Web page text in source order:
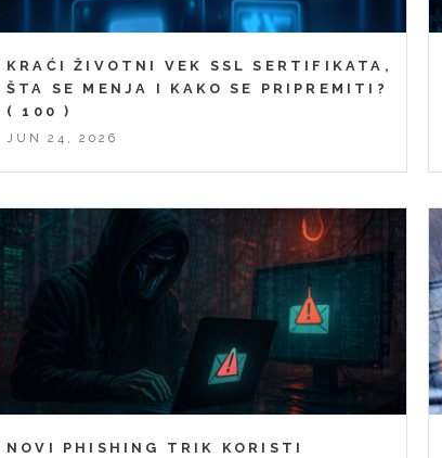
KRAĆI ŽIVOTNI VEK SSL SERTIFIKATA,
ŠTA SE MENJA I KAKO SE PRIPREMITI?
( 100 )
JUN 24, 2026
NOVI PHISHING TRIK KORISTI